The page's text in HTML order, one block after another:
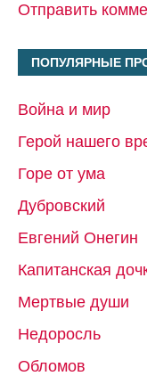
Отправить
ПОПУЛЯРНЫЕ
Война и мир
Герой нашего
Горе от ума
Дубровский
Евгений Онегин
Капитанская
Мертвые души
Недоросль
Обломов